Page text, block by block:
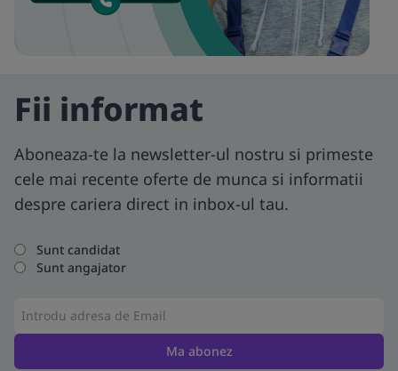
Fii informat
Aboneaza-te la newsletter-ul nostru si primeste
cele mai recente oferte de munca si informatii
despre cariera direct in inbox-ul tau.
Sunt candidat
Sunt angajator
Ma abonez